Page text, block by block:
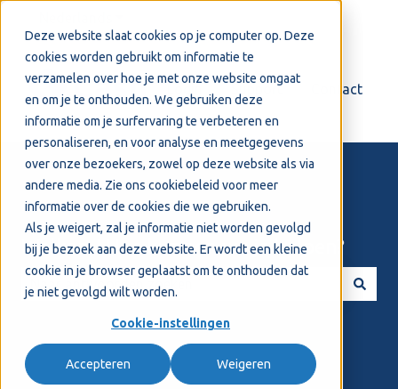
Deze website slaat cookies op je computer op. Deze
cookies worden gebruikt om informatie te
verzamelen over hoe je met onze website omgaat
en om je te onthouden. We gebruiken deze
informatie om je surfervaring te verbeteren en
personaliseren, en voor analyse en meetgegevens
over onze bezoekers, zowel op deze website als via
andere media. Zie ons cookiebeleid voor meer
informatie over de cookies die we gebruiken.
Als je weigert, zal je informatie niet worden gevolgd
bij je bezoek aan deze website. Er wordt een kleine
cookie in je browser geplaatst om te onthouden dat
je niet gevolgd wilt worden.
Cookie-instellingen
Accepteren Weigeren
Support Contact
Welkom! Hoe kunnen we je helpen?